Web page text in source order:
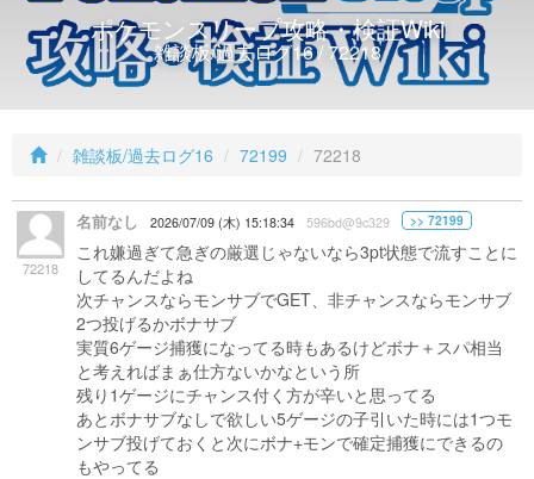
ポケモンスリープ攻略・検証Wiki
雑談板/過去ログ16 / 72218
雑談板/過去ログ16 72199 72218
72218
名前なし 2026/07/09 (木) 15:18:34 596bd@9c329 >> 72199
これ嫌過ぎて急ぎの厳選じゃないなら3pt状態で流すことに
してるんだよね
次チャンスならモンサブでGET、非チャンスならモンサブ
2つ投げるかボナサブ
実質6ゲージ捕獲になってる時もあるけどボナ＋スパ相当
と考えればまぁ仕方ないかなという所
残り1ゲージにチャンス付く方が辛いと思ってる
あとボナサブなしで欲しい5ゲージの子引いた時には1つモ
ンサブ投げておくと次にボナ+モンで確定捕獲にできるの
もやってる